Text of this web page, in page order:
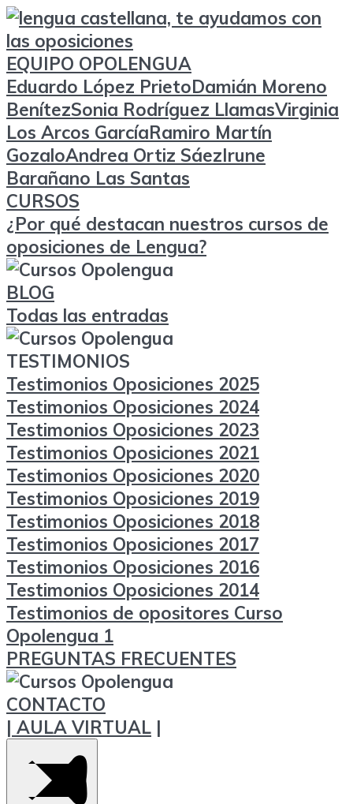
EQUIPO OPOLENGUA
Eduardo López PrietoDamián Moreno
BenítezSonia Rodríguez LlamasVirginia
Los Arcos GarcíaRamiro Martín
GozaloAndrea Ortiz SáezIrune
Barañano Las Santas
CURSOS
¿Por qué destacan nuestros cursos de
oposiciones de Lengua?
BLOG
Todas las entradas
TESTIMONIOS
Testimonios Oposiciones 2025
Testimonios Oposiciones 2024
Testimonios Oposiciones 2023
Testimonios Oposiciones 2021
Testimonios Oposiciones 2020
Testimonios Oposiciones 2019
Testimonios Oposiciones 2018
Testimonios Oposiciones 2017
Testimonios Oposiciones 2016
Testimonios Oposiciones 2014
Testimonios de opositores Curso
Opolengua 1
PREGUNTAS FRECUENTES
CONTACTO
| AULA VIRTUAL |